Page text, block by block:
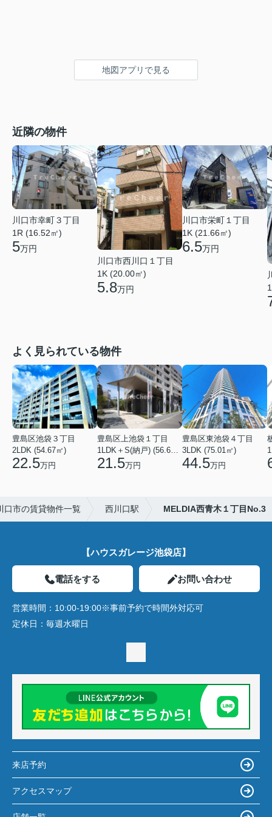
地図アプリで見る
近隣の物件
川口市幸町３丁目
1R (16.52㎡)
5万円
川口市西川口１丁目
1K (20.00㎡)
5.8万円
川口市栄町１丁目
1K (21.66㎡)
6.5万円
よく見られている物件
豊島区池袋３丁目
2LDK (54.67㎡)
22.5万円
豊島区上池袋１丁目
1LDK＋S(納戸) (56.61㎡)
21.5万円
豊島区東池袋４丁目
3LDK (75.01㎡)
44.5万円
口市の賃貸物件一覧 西川口駅 MELDIA西青木１丁目No.3
【ハウスガレージ池袋店】
電話をする お問い合わせ
営業時間： 10:00-19:00※事前予約で時間外対応可
定休日： 毎週水曜日
来店予約
アクセスマップ